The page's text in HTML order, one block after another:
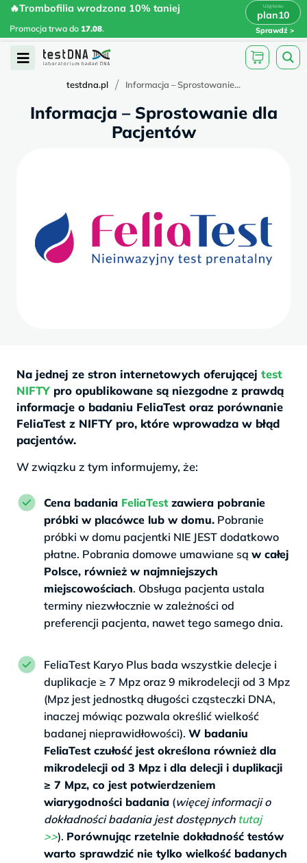
Skip
content
🔥Trombofilia wrodzona 10% taniej
Promocja trwa do 17.08.
plan10
Sprawdź
🔥Trombofilia wrodzona 10% taniej
plan10 x
Open
testdna.pl / Informacja – Sprostowanie...
Informacja – Sprostowanie dla
Pacjentów
Na jednej ze stron internetowych oferującej test
NIFTY pro opublikowane są niezgodne z prawdą
informacje o badaniu FeliaTest oraz porównanie
FeliaTest z NIFTY pro, które wprowadza w błąd
pacjentów.
W związku z tym informujemy, że:
Cena badania FeliaTest zawiera pobranie
próbki w placówce lub w domu. Pobranie
próbki w domu pacjentki NIE JEST dodatkowo
płatne. Pobrania domowe umawiane są w całej
Polsce, również w najmniejszych
miejscowościach. Obsługa pacjenta ustala
terminy niezwłocznie w zależności od
preferencji pacjenta, nawet tego samego dnia.
FeliaTest Karyo Plus bada wszystkie delecje i
duplikacje ≥ 7 Mpz oraz 9 mikrodelecji od 3 Mpz
(Mpz jest jednostką długości cząsteczki DNA,
inaczej mówiąc pozwala określić wielkość
badanej nieprawidłowości). W badaniu
FeliaTest czułość jest określona również dla
mikrodelecji od 3 Mpz i dla delecji i duplikacji
≥ 7 Mpz, co jest potwierdzeniem
wiarygodności badania (więcej informacji o
dokładności badania jest dostępnych tutaj
>>). Porównując rzetelnie dokładność testów
warto sprawdzić nie tylko wielkość badanych